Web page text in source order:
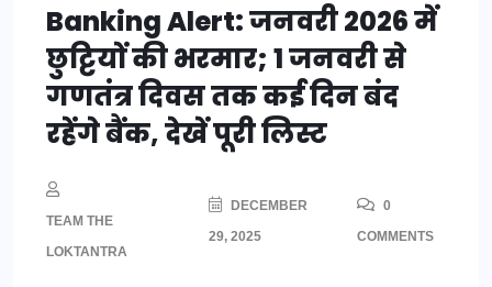
Banking Alert: जनवरी 2026 में
छुट्टियों की भरमार; 1 जनवरी से
गणतंत्र दिवस तक कई दिन बंद
रहेंगे बैंक, देखें पूरी लिस्ट
TEAM THE
LOKTANTRA
DECEMBER
29, 2025
0
COMMENTS